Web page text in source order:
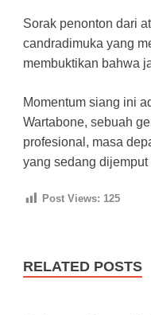
Sorak penonton dari
candradimuka yang
membuktikan bahwa
Momentum siang ini
Wartabone, sebuah
profesional, masa
yang sedang
Post Views: 125
RELATED POSTS